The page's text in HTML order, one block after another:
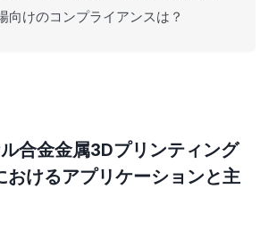
向けのコンプライアンスは？
合金金属3Dプリンティング
おけるアプリケーションと主